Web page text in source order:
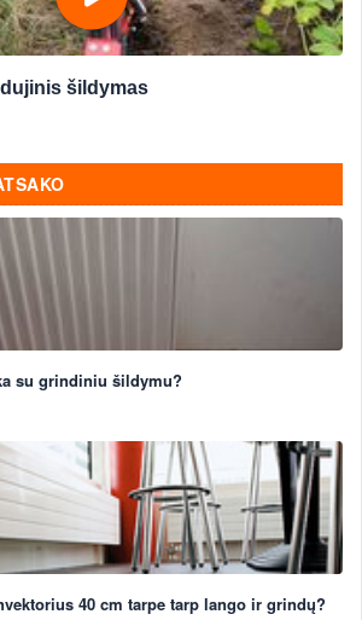
šildymas
su grindiniu šildymu?
40 cm tarpe tarp lango ir grindų?